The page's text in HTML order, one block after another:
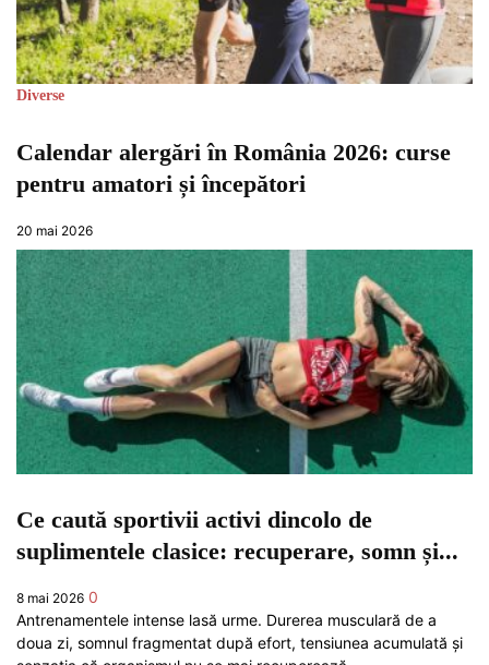
Diverse
Calendar alergări în România 2026: curse
pentru amatori și începători
20 mai 2026
Ce caută sportivii activi dincolo de
suplimentele clasice: recuperare, somn și...
8 mai 2026 0
Antrenamentele intense lasă urme. Durerea musculară de a
doua zi, somnul fragmentat după efort, tensiunea acumulată și